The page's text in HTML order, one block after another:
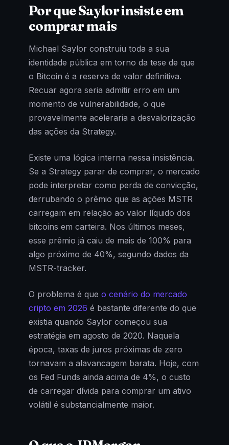
Por que Saylor insiste em
comprar mais
Michael Saylor construiu toda a sua
identidade pública em torno da tese de que
o Bitcoin é a reserva de valor definitiva.
Recuar agora seria admitir erro em um
momento de vulnerabilidade, o que
provavelmente aceleraria a desvalorização
das ações da Strategy.
Existe uma lógica interna nessa insistência.
Se a Strategy parar de comprar, o mercado
pode interpretar como perda de convicção,
derrubando o prêmio que as ações MSTR
carregam em relação ao valor líquido dos
bitcoins em carteira. Nos últimos meses,
esse prêmio já caiu de mais de 100% para
algo próximo de 40%, segundo dados da
MSTR-tracker.
O problema é que o cenário do mercado
cripto em 2026 é bastante diferente do que
existia quando Saylor começou sua
estratégia em agosto de 2020. Naquela
época, taxas de juros próximas de zero
tornavam a alavancagem barata. Hoje, com
os Fed Funds ainda acima de 4%, o custo
de carregar dívida para comprar um ativo
volátil é substancialmente maior.